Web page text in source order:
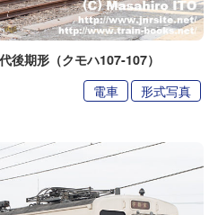
後期形（クモハ107-107）
電車 形式写真